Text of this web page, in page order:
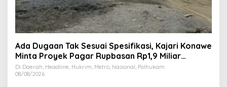
Ada Dugaan Tak Sesuai Spesifikasi, Kajari Konawe
Minta Proyek Pagar Rupbasan Rp1,9 Miliar
Dihentikan
Di Daerah, Headline, Hukrim, Metro, Nasional, Polhukam
08/08/2026